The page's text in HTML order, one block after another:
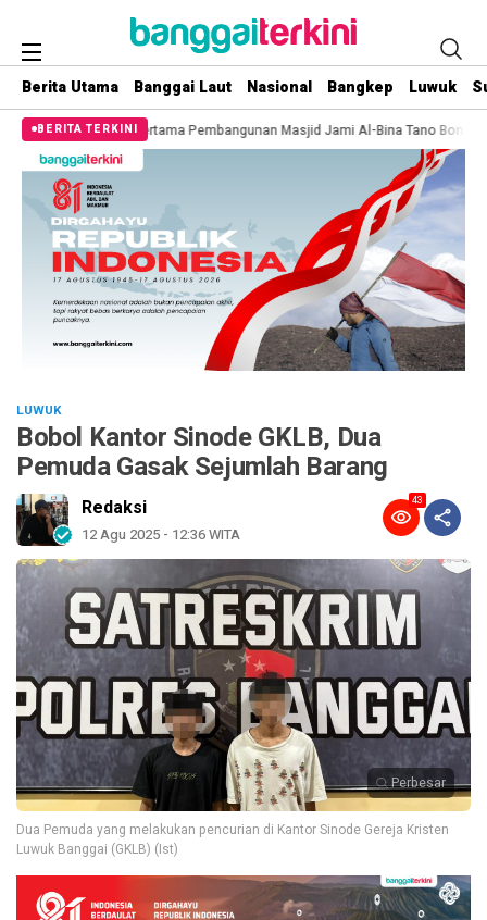
Berita Utama Banggai Laut Nasional Bangkep Luwuk
BERITA TERKINI
Pembangunan Masjid Jami Al-Bina Tano Bononungan Sinergi
LUWUK
Bobol Kantor Sinode GKLB, Dua
Pemuda Gasak Sejumlah Barang
Redaksi
12 Agu 2025 - 12:36 WITA
43
Perbesar
Dua Pemuda yang melakukan pencurian di Kantor Sinode Gereja Kristen
Luwuk Banggai (GKLB) (Ist)